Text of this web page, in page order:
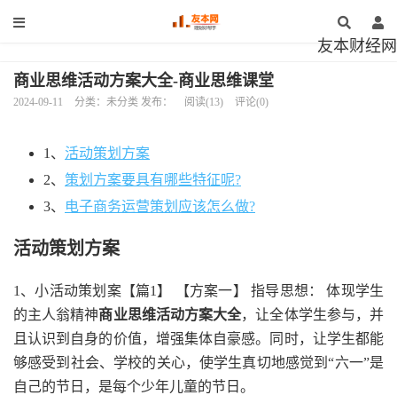
友本财经网
商业思维活动方案大全-商业思维课堂
2024-09-11 分类：未分类 发布： 阅读(13) 评论(0)
1、 活动策划方案
2、 策划方案要具有哪些特征呢?
3、
电子商务运营策划应该怎么做?
活动策划方案
1、小活动策划案【篇1】 【方案一】 指导思想： 体现学生
的主人翁精神商业思维活动方案大全，让全体学生参与，并
且认识到自身的价值，增强集体自豪感。同时，让学生都能
够感受到社会、学校的关心，使学生真切地感觉到“六一”是
自己的节日，是每个少年儿童的节日。